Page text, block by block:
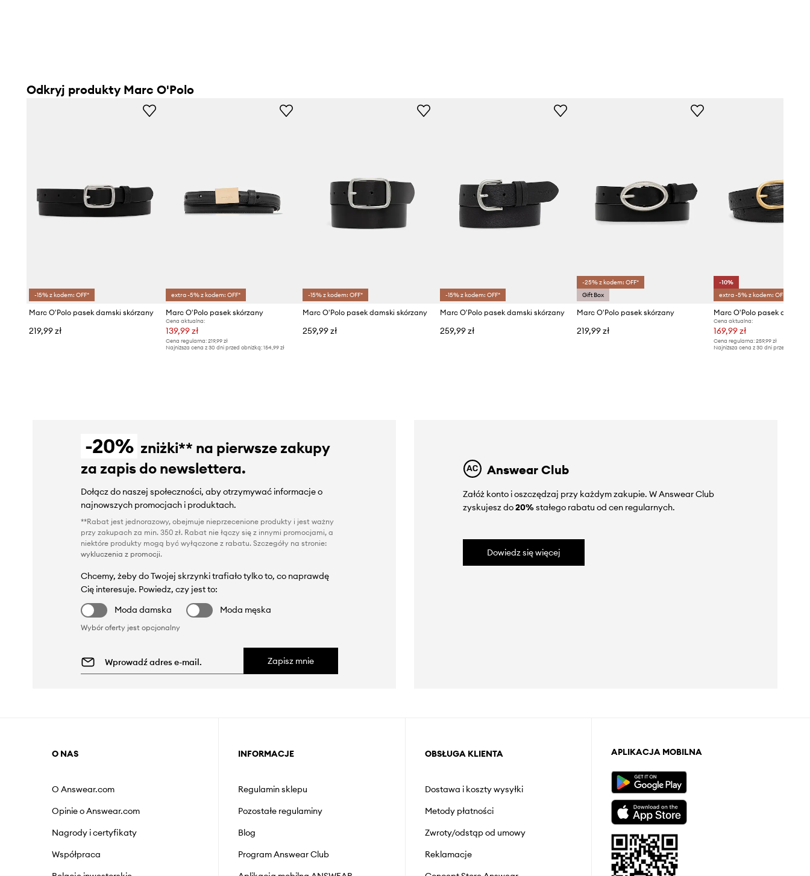
Odkryj produkty Marc O'Polo
-15% z kodem: OFF*
Marc O'Polo pasek damski skórzany
219,99 zł
extra -5% z kodem: OFF*
Marc O'Polo pasek skórzany
Cena aktualna:
139,99 zł
Cena regularna:219,99 zł
Najniższa cena z 30 dni przed obniżką:154,99 zł
-15% z kodem: OFF*
Marc O'Polo pasek damski skórzany
259,99 zł
-15% z kodem: OFF*
Marc O'Polo pasek damski skórzany
259,99 zł
-25% z kodem: OFF*
Gift Box
Marc O'Polo pasek skórzany
219,99 zł
-10%
extra -5% z kodem: OFF*
Marc O'Polo pasek damski
Cena aktualna:
169,99 zł
Cena regularna: 259,99 zł
Najniższa cena z 30 dni przed obniżką:
-20% zniżki** na pierwsze zakupy
za zapis do newslettera.
Dołącz do naszej społeczności, aby otrzymywać informacje o
najnowszych promocjach i produktach.
**Rabat jest jednorazowy, obejmuje nieprzecenione produkty i jest ważny
przy zakupach za min. 350 zł. Rabat nie łączy się z innymi promocjami, a
niektóre produkty mogą być wyłączone z rabatu. Szczegóły na stronie:
wykluczenia z promocji.
Chcemy, żeby do Twojej skrzynki trafiało tylko to, co naprawdę
Cię interesuje. Powiedz, czy jest to:
Moda damska
Moda męska
Wybór oferty jest opcjonalny
Zapisz mnie
Answear Club
Załóż konto i oszczędzaj przy każdym zakupie. W Answear Club
zyskujesz do20%stałego rabatu od cen regularnych.
Dowiedz się więcej
O NAS
O Answear.com
Opinie o Answear.com
Nagrody i certyfikaty
Współpraca
INFORMACJE
Regulamin sklepu
Pozostałe regulaminy
Blog
Program Answear Club
OBSŁUGA KLIENTA
Dostawa i koszty wysyłki
Metody płatności
Zwroty/odstąp od umowy
Reklamacje
APLIKACJA MOBILNA